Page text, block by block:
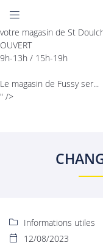
votre magasin de St
OUVERT
9h-13h / 15h-19h
Le magasin de Fussy ser...
" />

18110 Fussy
06 22 27 86 08
l'adresse email indiqué
utilisantle formulaire de
 Informations utiles
 12/08/2023